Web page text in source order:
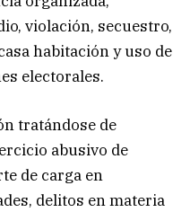
violación, secuestro,
habitación y uso de
electorales.
tratándose de
abusivo de
de carga en
delitos en materia